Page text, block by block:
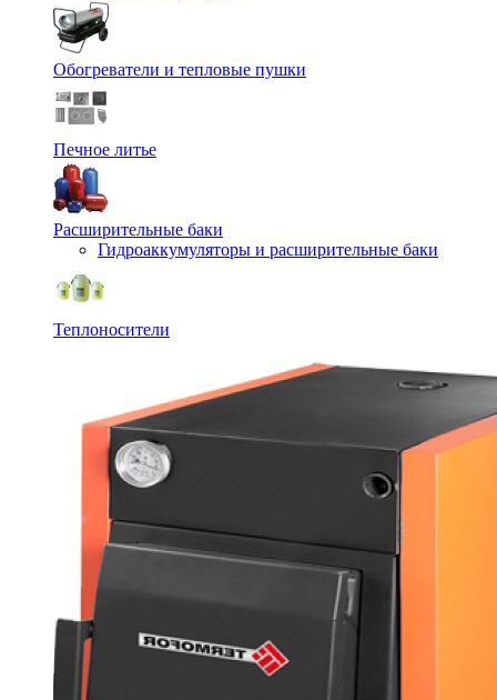
Обогреватели и тепловые пушки
Печное литье
Расширительные баки
Гидроаккумуляторы и расширительные баки
Теплоносители